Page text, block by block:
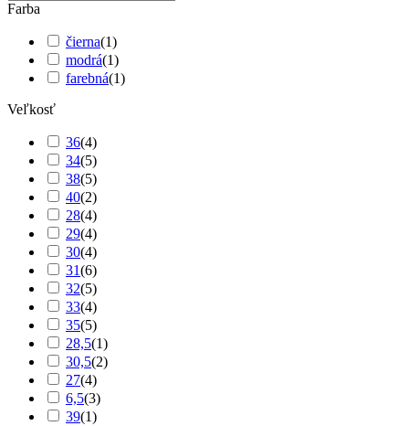
Farba
čierna(1)
modrá(1)
farebná(1)
Veľkosť
36(4)
34(5)
38(5)
40(2)
28(4)
29(4)
30(4)
31(6)
32(5)
33(4)
35(5)
28,5(1)
30,5(2)
27(4)
6,5(3)
39(1)